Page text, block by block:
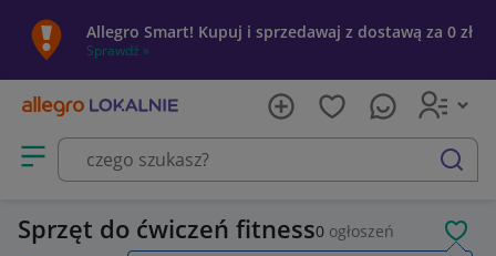
Allegro Smart! Kupuj i sprzedawaj z dostawą za 0 zł
Sprawdź »
Otwórz menu z kategoriami
szukaj
Sprzęt do ćwiczeń fitness0 ogłoszeń